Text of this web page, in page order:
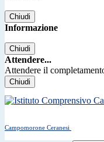
Chiudi
Informazione
Chiudi
Attendere...
Attendere il
Chiudi
Campomorone Ceranesi